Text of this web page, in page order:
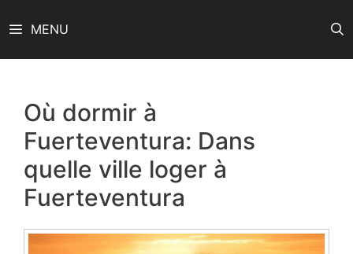
au
MENU
Où dormir à
Fuerteventura: Dans
quelle ville loger à
Fuerteventura